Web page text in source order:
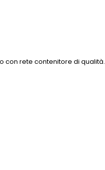
con rete contenitore di qualità.